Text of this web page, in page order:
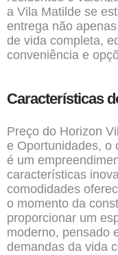
a Vila Matilde se
entrega não
de vida completa,
conveniência e
Características
Preço do Horizon
e Oportunidades, o
é um
características
comodidades
o momento da
proporcionar um
moderno, pensado
demandas da vida